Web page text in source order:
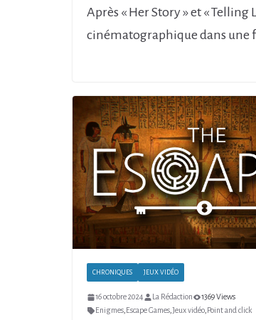
Après « Her Story » et « Telling
cinématographique dans
CHRONIQUES JEUX VIDÉO
16 octobre 2024 La Rédaction
1369 Views
Enigmes, Escape Games,Jeux vidéo, Point and click